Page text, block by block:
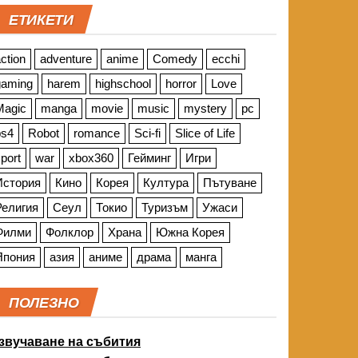
ЕТИКЕТИ
adventure anime Comedy
ecchi
harem highschool horror
Love
manga movie music mystery
pc
Robot romance Sci-fi
Slice of Life
war xbox360 Гейминг
Игри
Кино Корея Култура
Пътуване
Сеул Токио Туризъм
Ужаси
Фолклор Храна
Южна Корея
азия аниме драма манга
ПОЛЕЗНО
на събития